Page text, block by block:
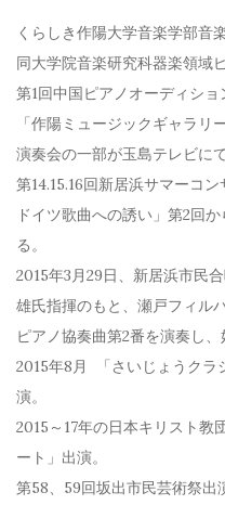
くらしき作陽大学音楽学部音
同大学院音楽研究科器楽領域
第1回中国ピアノオーディショ
「作陽ミュージックギャラリ
演奏会の一部が玉島テレビに
第14.15.16回新居浜サマーコ
ドイツ歌曲への誘い」第2回
る。
2015年3月29日、新居浜市民
雄氏指揮のもと、瀬戸フィル
ピアノ協奏曲第2番を演奏し、
2015年8月 「さいじょうクラ
演。
2015～17年の日本キリスト教
ート」出演。
第58、59回坂出市民芸術祭出